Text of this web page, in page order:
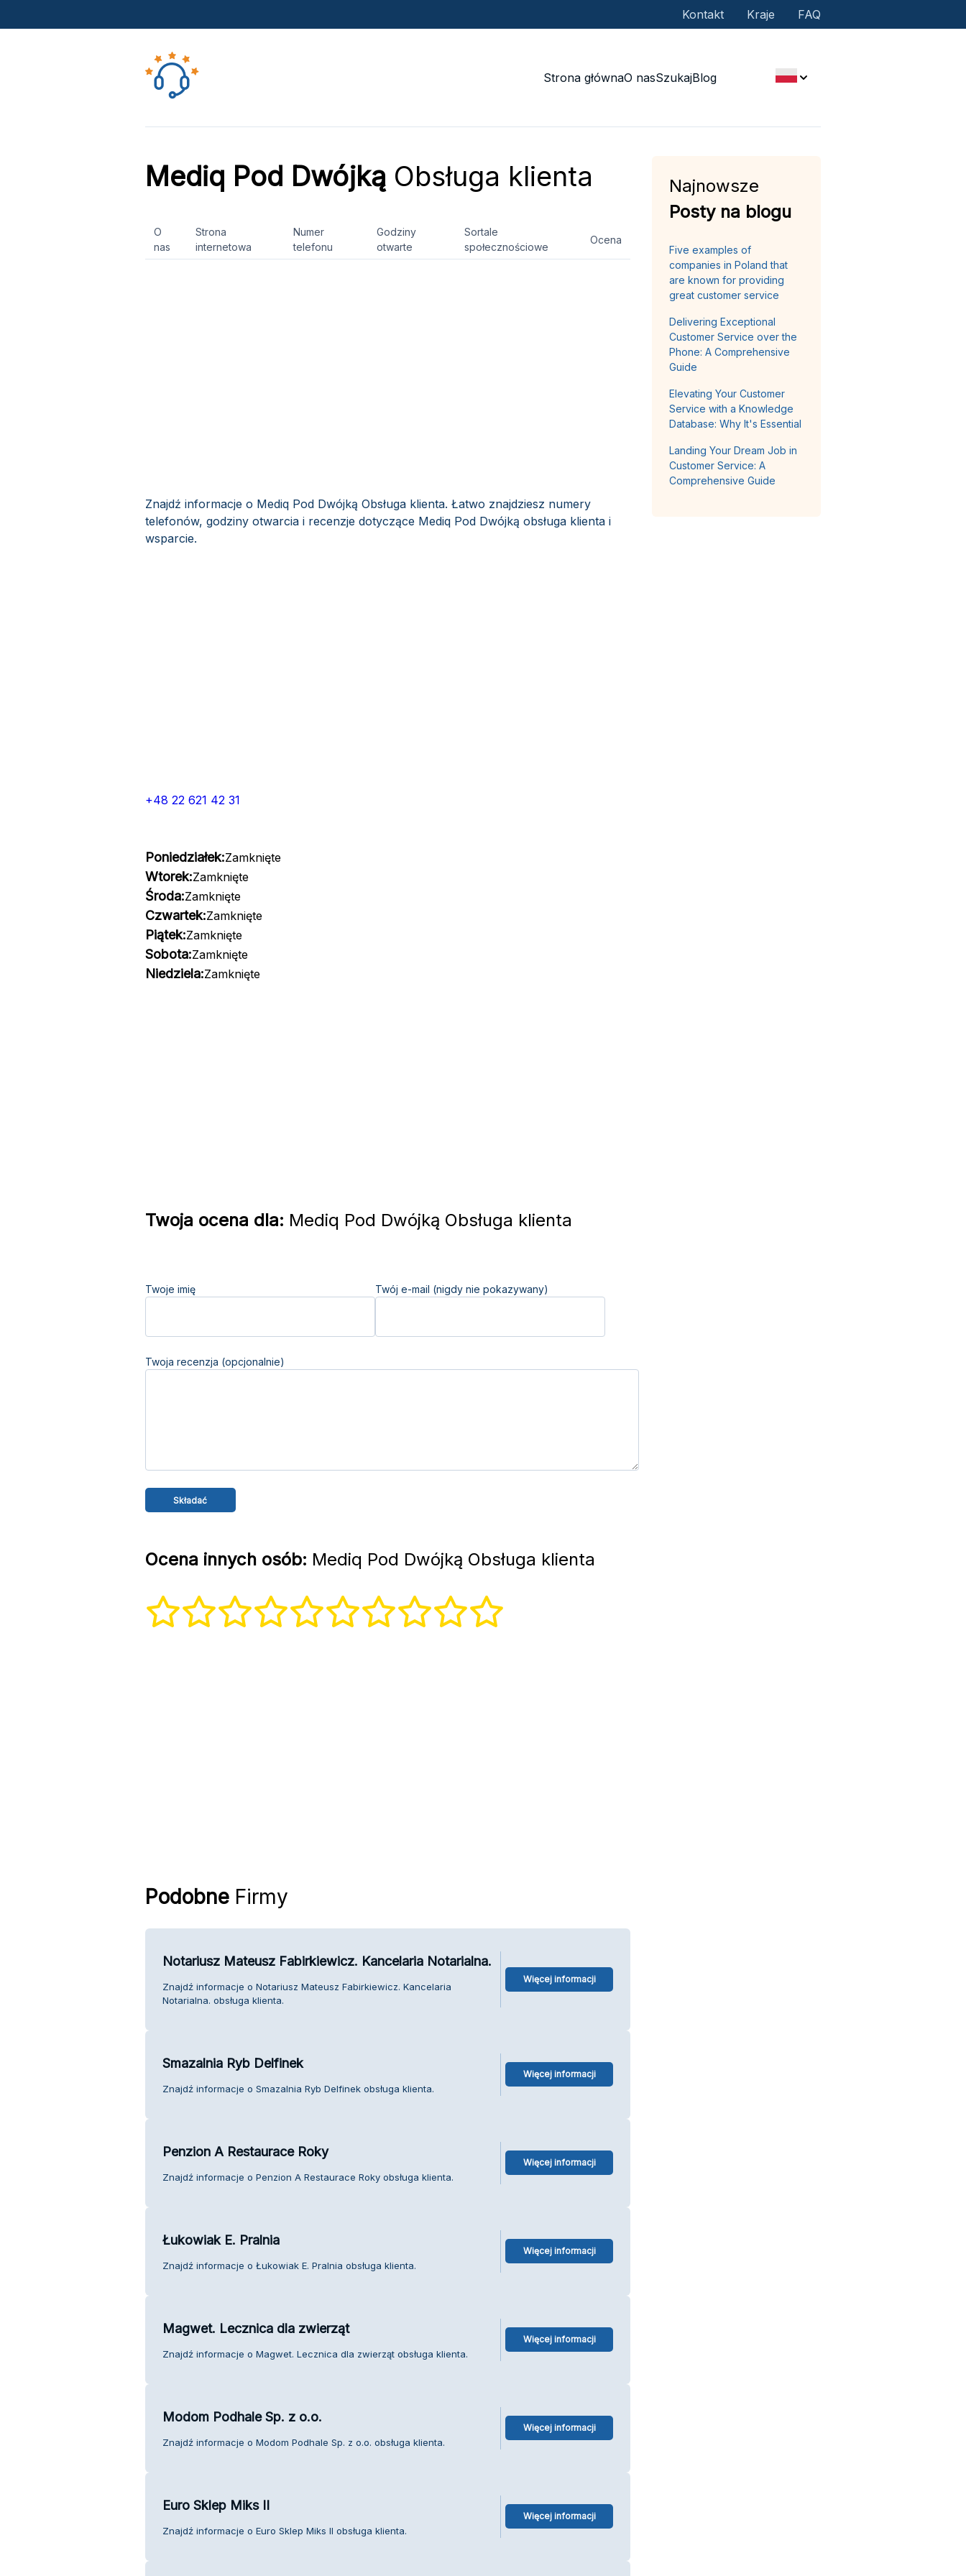
Kontakt Kraje FAQ
Strona głównaO nasSzukajBlog
Mediq Pod DwójkąObsługa klienta
O
nas
Strona
internetowa
Numer
telefonu
Godziny
otwarte
Sortale
społecznościowe
Ocena
Znajdź informacje o Mediq Pod Dwójką Obsługa klienta. Łatwo znajdziesz numery
telefonów, godziny otwarcia i recenzje dotyczące Mediq Pod Dwójką obsługa klienta i
wsparcie.
+48 22 621 42 31
Poniedziałek:Zamknięte
Wtorek:Zamknięte
Środa:Zamknięte
Czwartek:Zamknięte
Piątek:Zamknięte
Sobota:Zamknięte
Niedziela:Zamknięte
Twoja ocena dla: Mediq Pod Dwójką Obsługa klienta
Twoje imię Twój e-mail (nigdy nie pokazywany)
Twoja recenzja (opcjonalnie)
Ocena innych osób: Mediq Pod Dwójką Obsługa klienta
PodobneFirmy
Notariusz Mateusz Fabirkiewicz. Kancelaria Notarialna.
Znajdź informacje o Notariusz Mateusz Fabirkiewicz. Kancelaria
Notarialna. obsługa klienta.
Więcej informacji
Smazalnia Ryb Delfinek
Znajdź informacje o Smazalnia Ryb Delfinek obsługa klienta.
Więcej informacji
Penzion A Restaurace Roky
Znajdź informacje o Penzion A Restaurace Roky obsługa klienta.
Więcej informacji
Łukowiak E. Pralnia
Znajdź informacje o Łukowiak E. Pralnia obsługa klienta.
Więcej informacji
Magwet. Lecznica dla zwierząt
Znajdź informacje o Magwet. Lecznica dla zwierząt obsługa klienta.
Więcej informacji
Modom Podhale Sp. z o.o.
Znajdź informacje o Modom Podhale Sp. z o.o. obsługa klienta.
Więcej informacji
Euro Sklep Miks II
Znajdź informacje o Euro Sklep Miks II obsługa klienta.
Więcej informacji
Najnowsze
Posty na blogu
Five examples of
companies in Poland that
are known for providing
great customer service
Delivering Exceptional
Customer Service over the
Phone: A Comprehensive
Guide
Elevating Your Customer
Service with a Knowledge
Database: Why It's Essential
Landing Your Dream Job in
Customer Service: A
Comprehensive Guide